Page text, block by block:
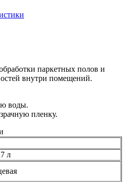
паркетных полов и
внутри помещений.
воды.
пленку.
л